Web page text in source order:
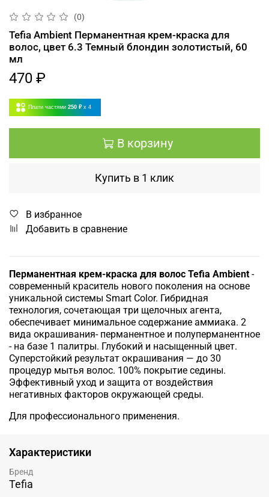
(0)
Tefia Ambient Перманентная крем-краска для
волос, цвет 6.3 Темный блондин золотистый, 60
мл
470 ₽
Плати частями 250 ₽ x 4
В корзину
Купить в 1 клик
В избранное
Добавить в сравнение
Перманентная крем-краска для волос Tefia Ambient -
современный краситель нового поколения на основе
уникальной системы Smart Color. Гибридная
технология, сочетающая три щелочных агента,
обеспечивает минимальное содержание аммиака. 2
вида окрашивания- перманентное и полуперманентное
- на базе 1 палитры. Глубокий и насыщенный цвет.
Суперстойкий результат окрашивания — до 30
процедур мытья волос. 100% покрытие седины.
Эффективный уход и защита от воздействия
негативных факторов окружающей среды.
Для профессионального применения.
Характеристики
Бренд
Tefia